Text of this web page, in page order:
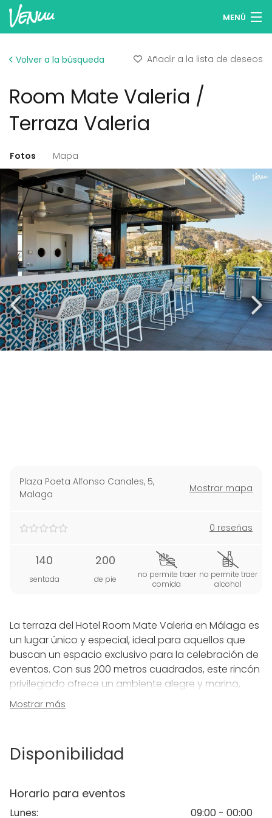
MENÚ
Iniciar sesión
Español
Volver a la búsqueda Añadir a la lista de deseos
Room Mate Valeria /
Terraza Valeria
Fotos Mapa
Plaza Poeta Alfonso Canales, 5,
Malaga
Mostrar mapa
0 reseñas
140
sentada
200
de pie
no permite traer
comida
no permite traer
alcohol
La terraza del Hotel Room Mate Valeria en Málaga es
un lugar único y especial, ideal para aquellos que
buscan un espacio exclusivo para la celebración de
eventos. Con sus 200 metros cuadrados, este rincón
privilegiado ofrece un ambiente alegre y marino,
decorado con colores vivos y detalles náuticos que
evocan la esencia del Mediterráneo. La decoración
disfrutar tanto de día como de noche.
La ubicación de la terraza es simplemente
espectacular, brindando unas vistas inigualables del
Mostrar más
Disponibilidad
Horario para eventos
Lunes:
09:00 - 00:00